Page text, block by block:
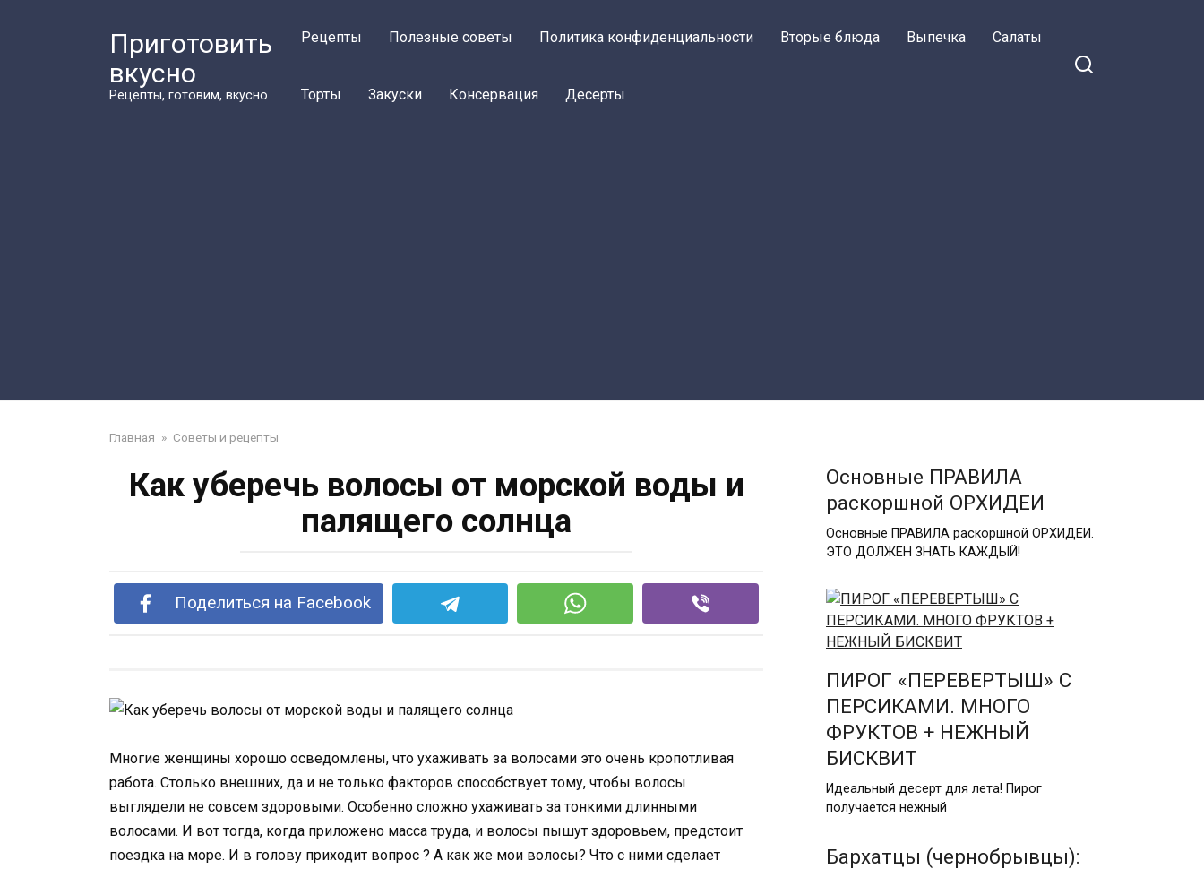
Приготовить
вкусно
Рецепты, готовим, вкусно
Рецепты Полезные советы Политика конфиденциальности Вторые блюда Выпечка Салаты
Торты Закуски Консервация Десерты
Главная » Советы и рецепты
Как уберечь волосы от морской воды и
палящего солнца
Поделиться на Facebook
Многие женщины хорошо осведомлены, что ухаживать за волосами это очень кропотливая
работа. Столько внешних, да и не только факторов способствует тому, чтобы волосы
выглядели не совсем здоровыми. Особенно сложно ухаживать за тонкими длинными
волосами. И вот тогда, когда приложено масса труда, и волосы пышут здоровьем, предстоит
поездка на море. И в голову приходит вопрос ? А как же мои волосы? Что с ними сделает
Основные ПРАВИЛА
раскоршной ОРХИДЕИ
Основные ПРАВИЛА раскоршной ОРХИДЕИ.
ЭТО ДОЛЖЕН ЗНАТЬ КАЖДЫЙ!
ПИРОГ «ПЕРЕВЕРТЫШ» С
ПЕРСИКАМИ. МНОГО
ФРУКТОВ + НЕЖНЫЙ
БИСКВИТ
Идеальный десерт для лета! Пирог
получается нежный
Бархатцы (чернобрывцы):